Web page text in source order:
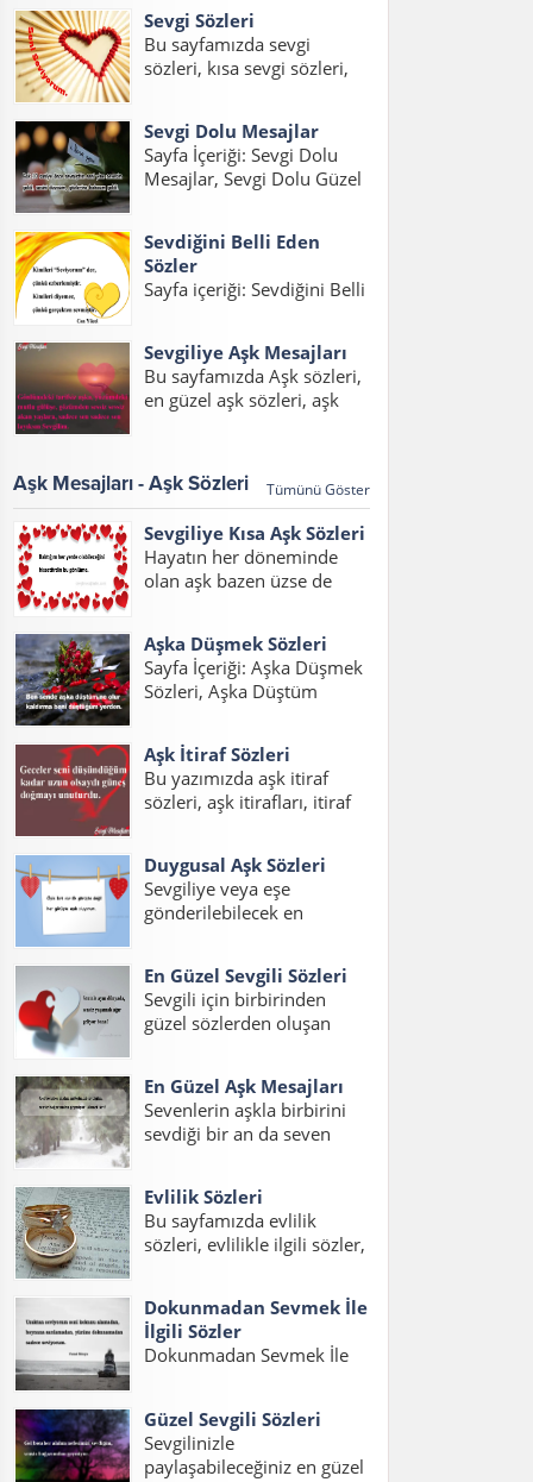
birisidir iyi...
sevgililer günü mesajları
hazırladık. Gurbetteki
Sevgiliye Sevgililer Günü
Sevgililer Günü Mesajı Kısa
ve Uzaktaki Sevgiliye
Sevgililer Günü...
Sevgi Sözleri
Bu sayfamızda sevgi
sözleri, kısa sevgi sözleri,
sevgi sözcükleri ile ilgili
yazıları bulabilirsiniz.
Sevgili varsa, aşk varsa
sevgi statusları...
Sevgi Dolu Mesajlar
Sayfa İçeriği: Sevgi Dolu
Mesajlar, Sevgi Dolu Güzel
Mesajlar, Duygusal Sevgi
Dolu Mesajlar, Sevgi Dolu
Mesajlar Uzun, Sevgiliye
Sevgi...
Sevdiğini Belli Eden
Sözler
Sayfa içeriği: Sevdiğini Belli
Olduğunu İfade Eden
Sözler, Sevgiyi Belli Etme
Sözleri, Hoşlandığını Belli
sevdiğini belli...
Sevgiliye Aşk Mesajları
Bu sayfamızda Aşk sözleri,
en güzel aşk sözleri, aşk
2017, sözleri kısa konulu
bir yazı hazırladık. Her
sözleri ve aşk...
Aşk Mesajları - Aşk Sözleri Tümünü Göster
Sevgiliye Kısa Aşk Sözleri
Hayatın her döneminde
olan aşk bazen üzse de
sözleri duygusal, sevgilim
için aşk sözleri ve sevgiliye
kısa aşk sözleri resimli
okuyabilirsiniz....
Aşka Düşmek Sözleri
Sayfa İçeriği: Aşka Düşmek
Sözleri, Aşka Düştüm
Aşık Oldum Sözleri, Aşka
Düşmek Sözleri Sevgiliye,
Sevdaya Tutuldum Sözleri,
Aşka Düşmek Sözleri
Sözleri Facebook Aşka...
Aşk İtiraf Sözleri
Bu yazımızda aşk itiraf
sözleri, aşk itirafları, itiraf
aşk itiraf sözleri yazılarını
bulabilirsiniz. Aşkını itiraf
etme sözleri yerine ve
Duygusal Aşk Sözleri
Sevgiliye veya eşe
gönderilebilecek en
duygusal aşk sözleri uzun,
en güzel duygusal aşk
sözleri uzun ve şahane aşk
de bulabilirsiniz....
En Güzel Sevgili Sözleri
Sevgili için birbirinden
güzel sözlerden oluşan
sevgiliye en güzel romantik
sözler ve en güzel duygulu
sözleri okuyabilirsiniz.
Sözler – Oksijeni bilmem
ama...
En Güzel Aşk Mesajları
Sevenlerin aşkla birbirini
sevdiği bir an da seven
söylemek ister. Aşk sözleri
romantik uzun, aşk
mesajları en güzel ve
okuyabilirsiniz....
Evlilik Sözleri
Bu sayfamızda evlilik
sözleri, evlilikle ilgili sözler,
güzel evlilik sözleri, evlilik
mesajları ve evlilik için
sözler konulu bir yazı
hazırladık. Sevdiğiniz bir
kutlamak...
Dokunmadan Sevmek İle
İlgili Sözler
Dokunmadan Sevmek İle
Dokunmadan sevmekle
ilgili Sözler, Görmeden
dokunmadan sevmek
Güzel Sevgili Sözleri
Sevgilinizle
paylaşabileceğiniz en güzel